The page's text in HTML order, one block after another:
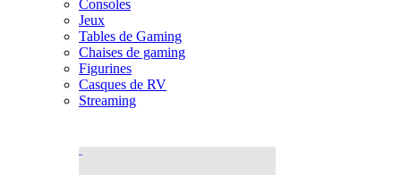
Consoles
Jeux
Tables de Gaming
Chaises de gaming
Figurines
Casques de RV
Streaming